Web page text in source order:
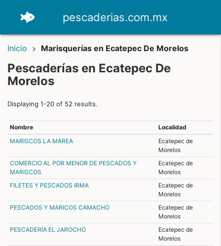
pescaderias.com.mx
Inicio Marisquerías en Ecatepec De Morelos
Pescaderías en Ecatepec De
Morelos
Displaying 1-20 of 52 results.
Nombre
Localidad
MARISCOS LA MAREA
Ecatepec de
Morelos
COMERCIO AL POR MENOR DE PESCADOS Y
MARISCOS
Ecatepec de
Morelos
FILETES Y PESCADOS IRMA
Ecatepec de
Morelos
PESCADOS Y MARICOS CAMACHO
Ecatepec de
Morelos
PESCADERIA EL JAROCHO
Ecatepec de
Morelos